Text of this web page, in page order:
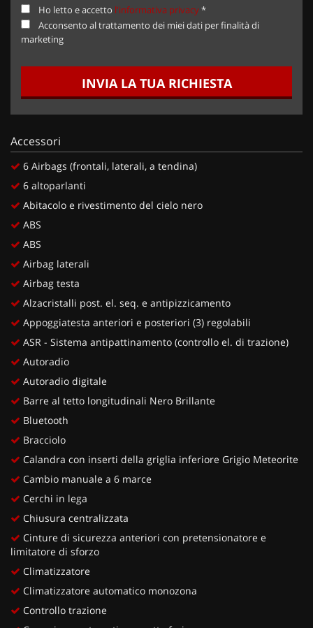
Ho letto e accetto l'informativa privacy*
Acconsento al trattamento dei miei dati per finalità di
marketing
INVIA LA TUA RICHIESTA
Accessori
6 Airbags (frontali, laterali, a tendina)
6 altoparlanti
Abitacolo e rivestimento del cielo nero
ABS
ABS
Airbag laterali
Airbag testa
Alzacristalli post. el. seq. e antipizzicamento
Appoggiatesta anteriori e posteriori (3) regolabili
ASR - Sistema antipattinamento (controllo el. di trazione)
Autoradio
Autoradio digitale
Barre al tetto longitudinali Nero Brillante
Bluetooth
Bracciolo
Calandra con inserti della griglia inferiore Grigio Meteorite
Cambio manuale a 6 marce
Cerchi in lega
Chiusura centralizzata
Cinture di sicurezza anteriori con pretensionatore e
limitatore di sforzo
Climatizzatore
Climatizzatore automatico monozona
Controllo trazione